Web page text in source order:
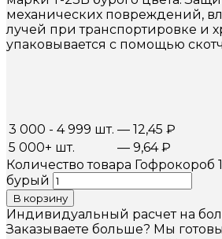
механических повреждений,
лучей при транспортировке и
упаковывается с помощью
3 000 - 4 999 шт. — 12,45 ₽
5 000+ шт.
— 9,64₽
Количество товара Гофрокороб
бурый
В корзину
Индивидуальный расчет на
Заказываете больше? Мы